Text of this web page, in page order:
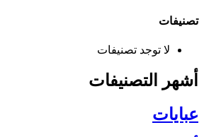
تصنيفات
لا توجد تصنيفات
أشهر التصنيفات
عبايات